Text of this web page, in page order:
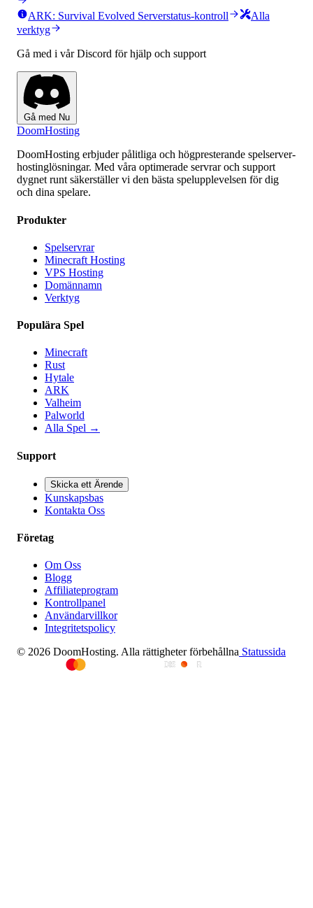
ARK: Survival Evolved Serverstatus-kontroll
Alla
verktyg
Gå med i vår Discord för hjälp och support
Gå med Nu
DoomHosting
DoomHosting erbjuder pålitliga och högpresterande spelserver-
hostinglösningar. Med våra optimerade servrar och support
dygnet runt säkerställer vi den bästa spelupplevelsen för dig
och dina spelare.
Produkter
Spelservrar
Minecraft Hosting
VPS Hosting
Domännamn
Verktyg
Populära Spel
Minecraft
Rust
Hytale
ARK
Valheim
Palworld
Alla Spel →
Support
Skicka ett Ärende
Kunskapsbas
Kontakta Oss
Företag
Om Oss
Blogg
Affiliateprogram
Kontrollpanel
Användarvillkor
Integritetspolicy
© 2026 DoomHosting. Alla rättigheter förbehållna Statussida